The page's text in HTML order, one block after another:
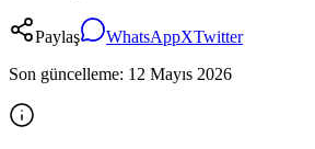
Paylaş WhatsAppXTwitter
Son güncelleme: 12 Mayıs 2026